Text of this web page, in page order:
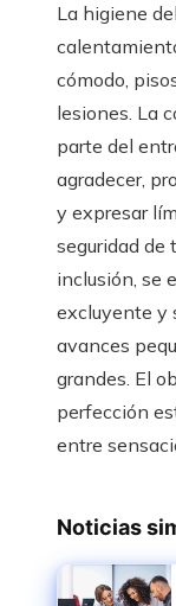
La higiene
cómodo,
lesiones. La
parte del
agradecer,
y expresar
seguridad de
inclusión, se
excluyente y
avances
grandes. El
perfección
entre
Noticias